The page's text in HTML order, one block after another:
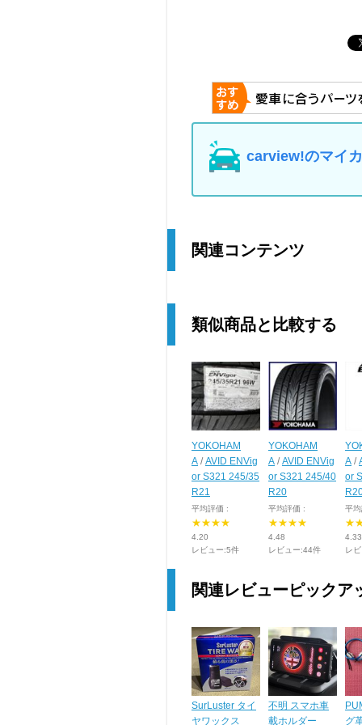
carview!のマイ
関連コンテンツ
類似商品と比較する
YOKOHAM
A /AVID ENVig
or S321 245/35
R21
平均評価 :
★★★★
4.20
レビュー:5件
YOKOHAM
A /AVID ENVig
or S321 245/40
R20
平均評価 :
★★★★
4.48
レビュー:44件
A /
or
平
4.33
レ
関連レビューピックア
SurLuster タイ
ヤワックス
不明 スマホ車
載ホルダー
グ